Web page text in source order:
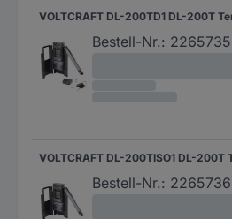
Bestell-Nr.: 2265735
Bestell-Nr.: 2265736